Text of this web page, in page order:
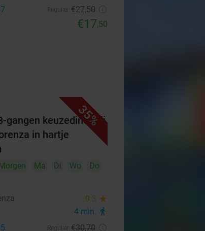
€27,50
€17,50
35%
gangen keuzediner bij
in hartje
Ma Di Wo
Do
9.3 star
4 min. directions_walk
€30,70